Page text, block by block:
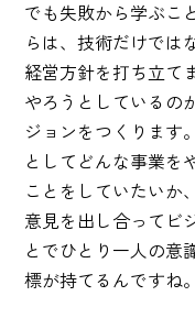
でも失敗から学ぶこ
らは、技術だけでは
経営方針を打ち立て
やろうとしているの
ジョンをつくります
としてどんな事業を
ことをしていたいか
意見を出し合ってビ
とでひとり一人の意
標が持てるんですね。